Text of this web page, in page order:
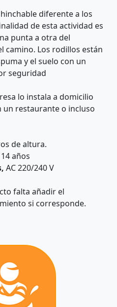
diferente a los
de esta actividad es
punta a otra del
camino. Los rodillos están
y el suelo con un
seguridad
lo instala a domicilio
un restaurante o incluso
de altura.
años
AC 220/240 V
falta añadir el
si corresponde.